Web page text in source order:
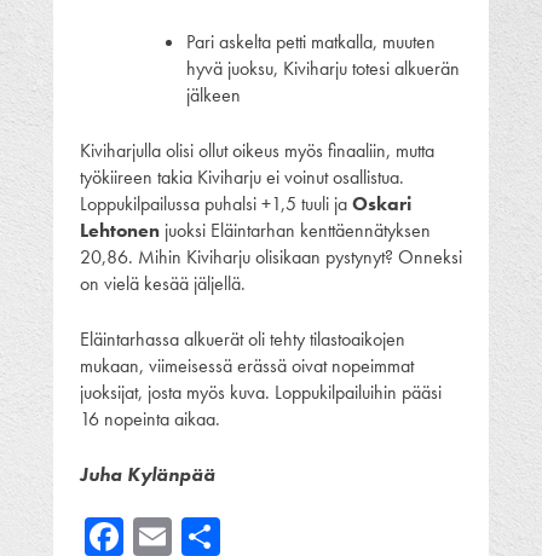
Pari askelta petti matkalla, muuten
hyvä juoksu, Kiviharju totesi alkuerän
jälkeen
Kiviharjulla olisi ollut oikeus myös finaaliin, mutta
työkiireen takia Kiviharju ei voinut osallistua.
Loppukilpailussa puhalsi +1,5 tuuli jaOskari
Lehtonen juoksi Eläintarhan kenttäennätyksen
20,86. Mihin Kiviharju olisikaan pystynyt? Onneksi
on vielä kesää jäljellä.
Eläintarhassa alkuerät oli tehty tilastoaikojen
mukaan, viimeisessä erässä oivat nopeimmat
juoksijat, josta myös kuva. Loppukilpailuihin pääsi
16 nopeinta aikaa.
Juha Kylänpää
Facebook
Email